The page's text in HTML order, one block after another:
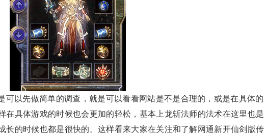
可以先做简单的调查，就是可以看看网站是不是合理的，或是在具体的
在具体游戏的时候也会更加的轻松，基本上龙斩法师的法术在这里也是
长的时候也都是很快的。这样看来大家在关注和了解网通新开仙剑版传